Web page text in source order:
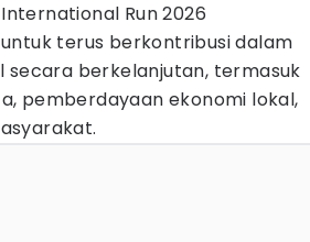
Run 2026
terus berkontribusi dalam
secara berkelanjutan, termasuk
pemberdayaan ekonomi lokal,